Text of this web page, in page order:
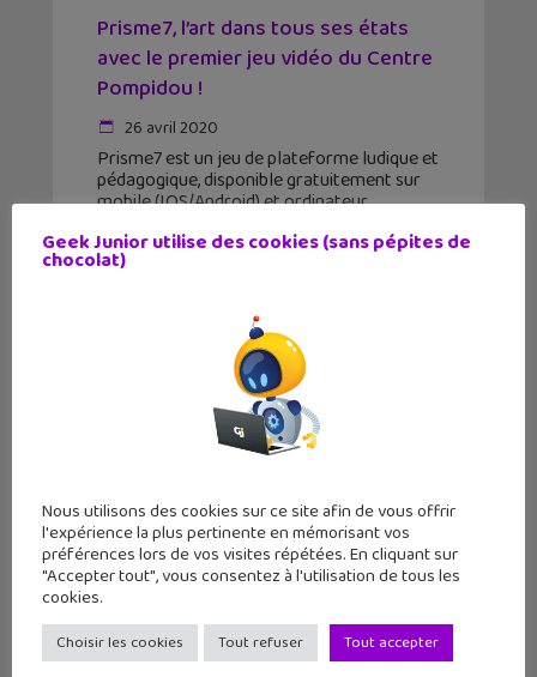
Prisme7, l’art dans tous ses états
avec le premier jeu vidéo du Centre
Pompidou !
26 avril 2020
Prisme7 est un jeu de plateforme ludique et
pédagogique, disponible gratuitement sur
mobile (IOS/Android) et ordinateur
moderne et contemporaine. Le jeu est une
immersion dans un univers artistique et
Geek Junior utilise des cookies (sans pépites de
chocolat)
Nous utilisons des cookies sur ce site afin de vous offrir
l'expérience la plus pertinente en mémorisant vos
préférences lors de vos visites répétées. En cliquant sur
"Accepter tout", vous consentez à l'utilisation de tous les
cookies.
Choisir les cookies Tout refuser Tout accepter